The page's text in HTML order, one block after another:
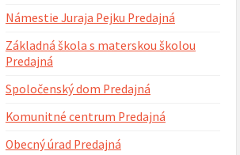
Námestie Juraja Pejku Predajná
Základná škola s materskou školou
Predajná
Spoločenský dom Predajná
Komunitné centrum Predajná
Obecný úrad Predajná